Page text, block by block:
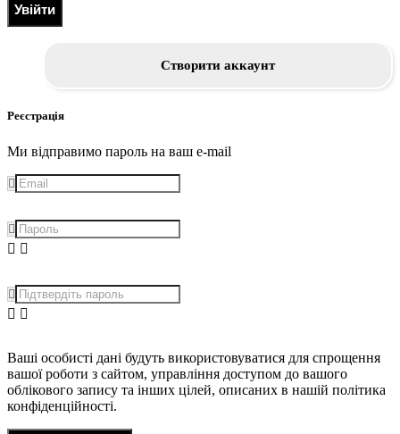
Увійти
Створити аккаунт
Реєстрація
Ми відправимо пароль на ваш e-mail
Ваші особисті дані будуть використовуватися для спрощення
вашої роботи з сайтом, управління доступом до вашого
облікового запису та інших цілей, описаних в нашій політика
конфіденційності.